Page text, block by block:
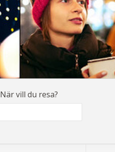
När vill du resa?